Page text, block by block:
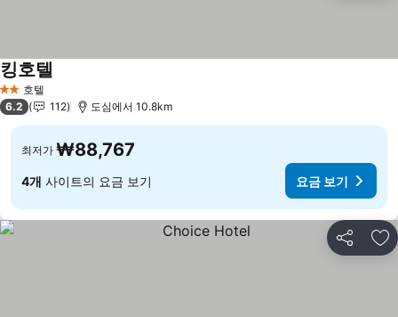
2 성급호텔
킹호텔
6.2 112 도심에서 10.8km
최저가 ₩88,767
4개 사이트의 요금 보기 요금 보기
공유 즐